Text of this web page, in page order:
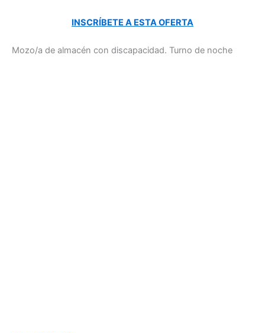
INSCRÍBETE A ESTA OFERTA
Mozo/a de almacén con discapacidad. Turno de noche